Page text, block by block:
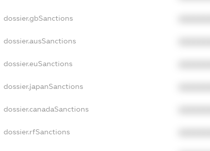
dossier.gbSanctions
dossier.ausSanctions
dossier.euSanctions
dossier.japanSanctions
dossier.canadaSanctions
dossier.rfSanctions